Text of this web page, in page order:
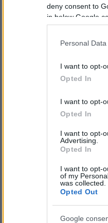
deny consent to
in below Google
Personal
I want to opt-
Opted In
I want to opt-
Opted In
I want to opt-
Advertising.
Opted In
I want to opt-
of my
was collected.
Opted Out
Google